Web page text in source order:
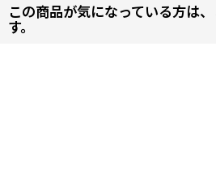
この商品が気になっている方は
す。